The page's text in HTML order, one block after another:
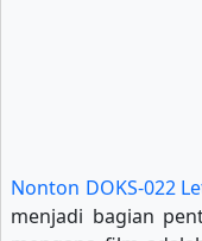
Nonton DOKS-022
menjadi bagian